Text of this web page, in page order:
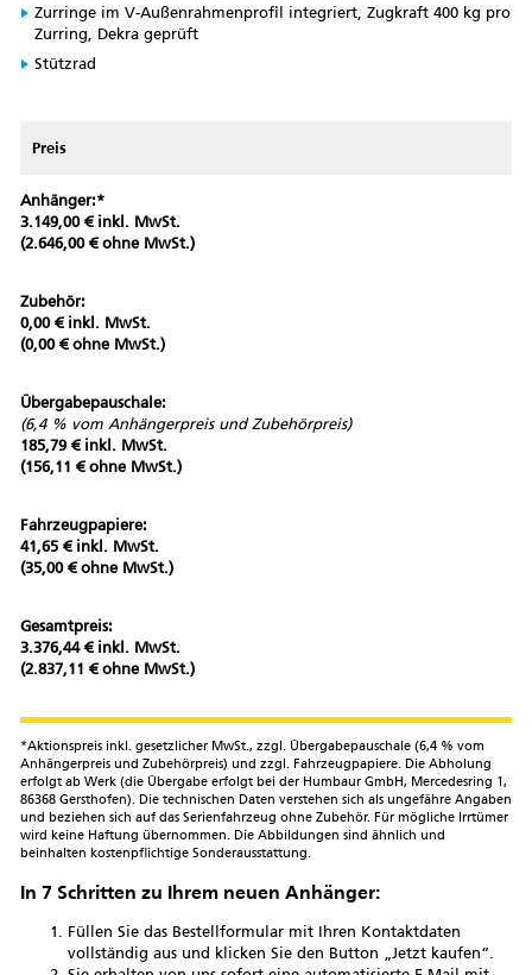
Zurringe im V-Außenrahmenprofil integriert, Zugkraft 400 kg pro
Zurring, Dekra geprüft
Stützrad
Preis
Anhänger:*
3.149,00 € inkl. MwSt.
(2.646,00 € ohne MwSt.)
Zubehör:
0,00 € inkl. MwSt.
(0,00 € ohne MwSt.)
Übergabepauschale:
(6,4 % vom Anhängerpreis und Zubehörpreis)
185,79 € inkl. MwSt.
(156,11 € ohne MwSt.)
Fahrzeugpapiere:
41,65 € inkl. MwSt.
(35,00 € ohne MwSt.)
Gesamtpreis:
3.376,44 € inkl. MwSt.
(2.837,11 € ohne MwSt.)
*Aktionspreis inkl. gesetzlicher MwSt., zzgl. Übergabepauschale (6,4 % vom
Anhängerpreis und Zubehörpreis) und zzgl. Fahrzeugpapiere. Die Abholung
erfolgt ab Werk (die Übergabe erfolgt bei der Humbaur GmbH, Mercedesring 1,
86368 Gersthofen). Die technischen Daten verstehen sich als ungefähre Angaben
und beziehen sich auf das Serienfahrzeug ohne Zubehör. Für mögliche Irrtümer
wird keine Haftung übernommen. Die Abbildungen sind ähnlich und
beinhalten kostenpflichtige Sonderausstattung.
In 7 Schritten zu Ihrem neuen Anhänger:
Füllen Sie das Bestellformular mit Ihren Kontaktdaten
vollständig aus und klicken Sie den Button „Jetzt kaufen“.